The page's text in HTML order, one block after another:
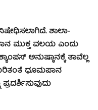
ಶಾಲಾ-
ಮುಕ್ತ ವಲಯ ಎಂದು
ಅನುಷ್ಠಾನಕ್ಕೆ ತಾವೆಲ್ಲ
ಧೂಮಪಾನ